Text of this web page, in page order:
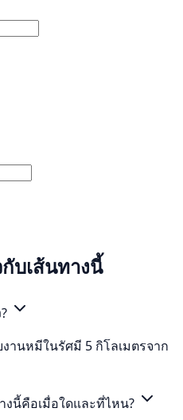
บเส้นทางนี้
านหมีในรัศมี 5 กิโลเมตรจาก
งนี้คือเมื่อใดและที่ไหน?